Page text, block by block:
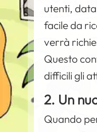
utenti,
facile da
verrà
Questo
difficili gli
2. Un
Quando